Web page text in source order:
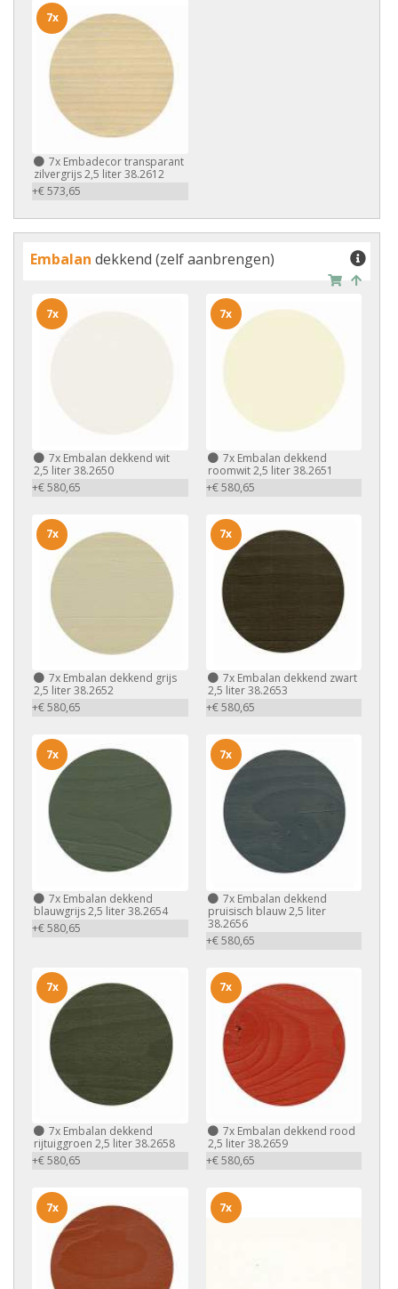
7x Embadecor transparant
zilvergrijs 2,5 liter 38.2612
+€ 573,65
7x
Embalan dekkend (zelf aanbrengen)
7x Embalan dekkend wit
2,5 liter 38.2650
+€ 580,65
7x
7xEmbalan dekkend
roomwit 2,5 liter 38.2651
+€ 580,65
7x
7x Embalan dekkend grijs
2,5 liter 38.2652
+€ 580,65
7x
7xEmbalan dekkend zwart
2,5 liter 38.2653
+€ 580,65
7x
7x Embalan dekkend
blauwgrijs 2,5 liter 38.2654
+€ 580,65
7x
7xEmbalan dekkend
pruisisch blauw 2,5 liter
38.2656
+€ 580,65
7x
7x Embalan dekkend
rijtuiggroen 2,5 liter 38.2658
+€ 580,65
7x
7xEmbalan dekkend rood
2,5 liter 38.2659
+€ 580,65
7x
7x 7x